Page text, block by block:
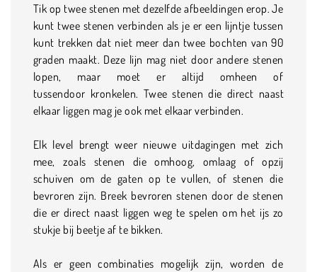
Tik op twee stenen met dezelfde afbeeldingen erop. Je
kunt twee stenen verbinden als je er een lijntje tussen
kunt trekken dat niet meer dan twee bochten van 90
graden maakt. Deze lijn mag niet door andere stenen
lopen, maar moet er altijd omheen of
tussendoor kronkelen. Twee stenen die direct naast
elkaar liggen mag je ook met elkaar verbinden.
Elk level brengt weer nieuwe uitdagingen met zich
mee, zoals stenen die omhoog, omlaag of opzij
schuiven om de gaten op te vullen, of stenen die
bevroren zijn. Breek bevroren stenen door de stenen
die er direct naast liggen weg te spelen om het ijs zo
stukje bij beetje af te bikken.
Als er geen combinaties mogelijk zijn, worden de